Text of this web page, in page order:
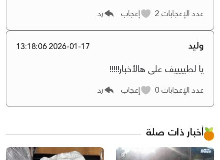
عدد الإعجابات إعجاب رد
وليد 2026-01-17 13:18:06
يا لطييييف على هالأخبار!!!!!
عدد الإعجابات إعجاب رد
أخبار ذات صلة